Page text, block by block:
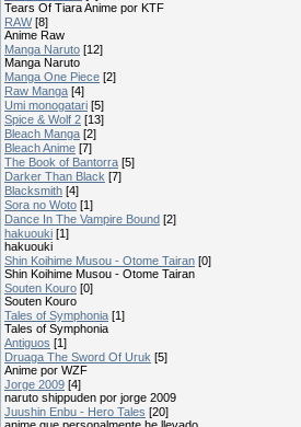
Tears Of Tiara Anime por KTF
RAW [8]
Anime Raw
Manga Naruto [12]
Manga Naruto
Manga One Piece [2]
Raw Manga [4]
Umi monogatari [5]
Spice & Wolf 2 [13]
Bleach Manga [2]
Bleach Anime [7]
The Book of Bantorra [5]
Darker Than Black [7]
Blacksmith [4]
Sora no Woto [1]
Dance In The Vampire Bound [2]
hakuouki [1]
hakuouki
Shin Koihime Musou - Otome Tairan [0]
Shin Koihime Musou - Otome Tairan
Souten Kouro [0]
Souten Kouro
Tales of Symphonia [1]
Tales of Symphonia
Antiguos [1]
Druaga The Sword Of Uruk [5]
Anime por WZF
Jorge 2009 [4]
naruto shippuden por jorge 2009
Juushin Enbu - Hero Tales [20]